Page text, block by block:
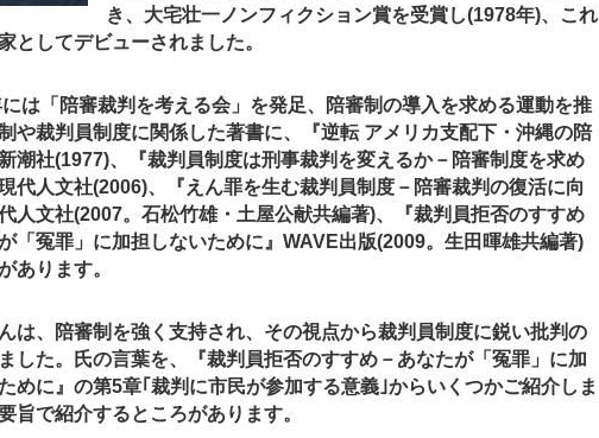
き、大宅壮一ノンフィクション賞を受賞し(1978年)、これ
としてデビューされました。
は「陪審裁判を考える会」を発足、陪審制の導入を求める運動を推
や裁判員制度に関係した著書に、『逆転 アメリカ支配下・沖縄の陪
潮社(1977)、『裁判員制度は刑事裁判を変えるか－陪審制度を求め
代人文社(2006)、『えん罪を生む裁判員制度－陪審裁判の復活に向
人文社(2007。石松竹雄・土屋公献共編著)、『裁判員拒否のすすめ
「冤罪」に加担しないために』WAVE出版(2009。生田暉雄共編著)
あります。
は、陪審制を強く支持され、その視点から裁判員制度に鋭い批判の
した。氏の言葉を、『裁判員拒否のすすめ－あなたが「冤罪」に加
めに』の第5章｢裁判に市民が参加する意義｣からいくつかご紹介しま
旨で紹介するところがあります。